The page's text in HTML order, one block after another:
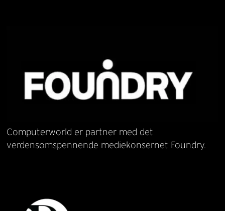
Computerworld er partner med det
verdensomspennende mediekonsernet Foundry.